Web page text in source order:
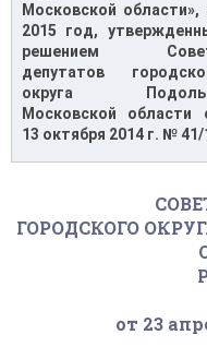
Московской области»,
2015 год,
решением
депутатов
округа
Московской области
13 октября 2014 г. № 41/
ГОРОДСКОГО
от 23